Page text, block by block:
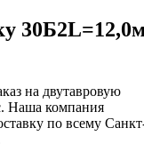
на двутавровую
Наша компания
по всему